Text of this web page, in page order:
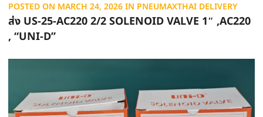
POSTED ON MARCH 24, 2026IN PNEUMAXTHAI DELIVERY
ส่ง US-25-AC220 2/2 SOLENOID VALVE 1″ ,AC220
, “UNI-D”